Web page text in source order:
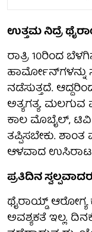
ಉತ್ತಮ ನಿದ್ರೆ
ರಾತ್ರಿ 10ರಿಂದ
ನಡೆಸುತ್ತದೆ.
ಅತ್ಯಗತ್ಯ.
ಕಾಲ ಮೊಬೈಲ್,
ತಪ್ಪಿಸಬೇಕು.
ಆಳವಾದ ಉಸಿರಾಟ
ಪ್ರತಿದಿನ
ಥೈರಾಯ್ಡ್
ಅವಶ್ಯಕತೆ ಇಲ್ಲ.